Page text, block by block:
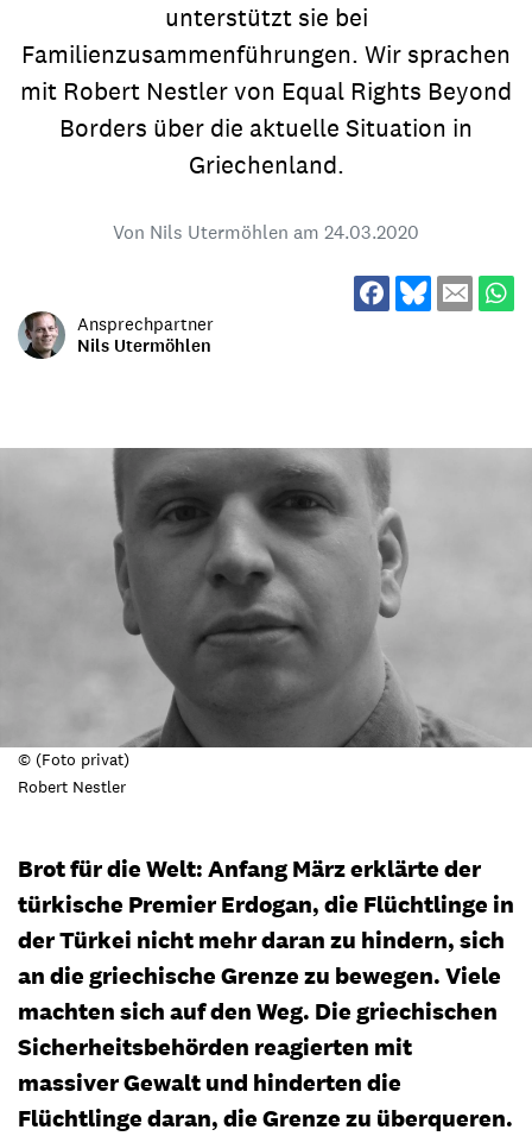
unterstützt sie bei
Familienzusammenführungen. Wir sprachen
mit Robert Nestler von Equal Rights Beyond
Borders über die aktuelle Situation in
Griechenland.
Von Nils Utermöhlen am 24.03.2020
Ansprechpartner
Nils Utermöhlen
© (Foto privat)
Robert Nestler
Brot für die Welt: Anfang März erklärte der
türkische Premier Erdogan, die Flüchtlinge in
der Türkei nicht mehr daran zu hindern, sich
an die griechische Grenze zu bewegen. Viele
machten sich auf den Weg. Die griechischen
Sicherheitsbehörden reagierten mit
massiver Gewalt und hinderten die
Flüchtlinge daran, die Grenze zu überqueren.